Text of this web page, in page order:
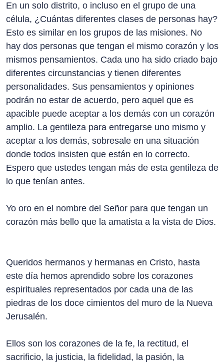
En un solo distrito, o incluso en el grupo de una
célula, ¿Cuántas diferentes clases de personas hay?
Esto es similar en los grupos de las misiones. No
hay dos personas que tengan el mismo corazón y los
mismos pensamientos. Cada uno ha sido criado bajo
diferentes circunstancias y tienen diferentes
personalidades. Sus pensamientos y opiniones
podrán no estar de acuerdo, pero aquel que es
apacible puede aceptar a los demás con un corazón
amplio. La gentileza para entregarse uno mismo y
aceptar a los demás, sobresale en una situación
donde todos insisten que están en lo correcto.
Espero que ustedes tengan más de esta gentileza de
lo que tenían antes.
Yo oro en el nombre del Señor para que tengan un
corazón más bello que la amatista a la vista de Dios.
Queridos hermanos y hermanas en Cristo, hasta
este día hemos aprendido sobre los corazones
espirituales representados por cada una de las
piedras de los doce cimientos del muro de la Nueva
Jerusalén.
Ellos son los corazones de la fe, la rectitud, el
sacrificio, la justicia, la fidelidad, la pasión, la